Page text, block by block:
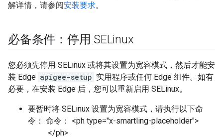
解详情，请参阅安装要求。
必备条件：停用 SELinux
您必须先停用 SELinux 或将其设置为宽容模式，然后才能安
装 Edge apigee-setup 实用程序或任何 Edge 组件。如有
必要，在安装 Edge 后，您可以重新启用 SELinux。
要暂时将 SELinux 设置为宽容模式，请执行以下命
令： 命令： <ph type="x-smartling-placeholder">
</ph>